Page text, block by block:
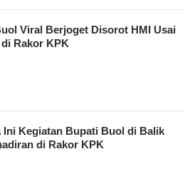
Viral Berjoget Disorot HMI Usai
Rakor KPK
Ini Kegiatan Bupati Buol di Balik
di Rakor KPK